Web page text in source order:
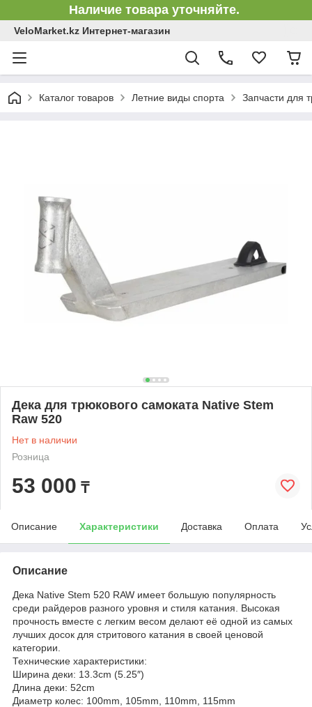
Наличие товара уточняйте.
VeloMarket.kz Интернет-магазин
Каталог товаров Летние виды спорта Запчасти для
Дека для трюкового самоката Native Stem
Raw 520
Нет в наличии
Розница
53 000 ₸
Описание Характеристики Доставка Оплата
Описание
Дека Native Stem 520 RAW имеет большую популярность
среди райдеров разного уровня и стиля катания. Высокая
прочность вместе с легким весом делают её одной из самых
лучших досок для стритового катания в своей ценовой
категории.
Технические характеристики:
Ширина деки: 13.3cm (5.25″)
Длина деки: 52cm
Диаметр колес: 100mm, 105mm, 110mm, 115mm